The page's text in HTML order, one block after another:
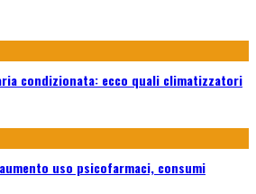
condizionata: ecco quali climatizzatori
uso psicofarmaci, consumi